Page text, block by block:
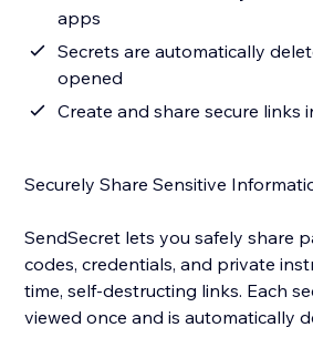
apps
Secrets are automatically
opened
Create and share secure links
Securely Share Sensitive
SendSecret lets you safely share
codes, credentials, and private
time, self-destructing links. Each
viewed once and is automatically